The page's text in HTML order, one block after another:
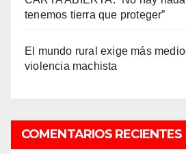
tenemos tierra que proteger”
El mundo rural exige más
violencia machista
COMENTARIOS RECIENTES